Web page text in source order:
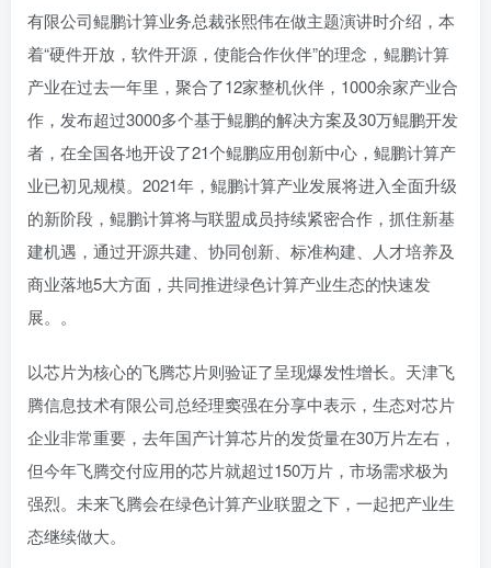
有限公司鲲鹏计算业务总裁张熙伟在做主题演讲时介绍，本
着“硬件开放，软件开源，使能合作伙伴”的理念，鲲鹏计算
产业在过去一年里，聚合了12家整机伙伴，1000余家产业合
作，发布超过3000多个基于鲲鹏的解决方案及30万鲲鹏开发
者，在全国各地开设了21个鲲鹏应用创新中心，鲲鹏计算产
业已初见规模。2021年，鲲鹏计算产业发展将进入全面升级
的新阶段，鲲鹏计算将与联盟成员持续紧密合作，抓住新基
建机遇，通过开源共建、协同创新、标准构建、人才培养及
商业落地5大方面，共同推进绿色计算产业生态的快速发
展。。
以芯片为核心的飞腾芯片则验证了呈现爆发性增长。天津飞
腾信息技术有限公司总经理窦强在分享中表示，生态对芯片
企业非常重要，去年国产计算芯片的发货量在30万片左右，
但今年飞腾交付应用的芯片就超过150万片，市场需求极为
强烈。未来飞腾会在绿色计算产业联盟之下，一起把产业生
态继续做大。